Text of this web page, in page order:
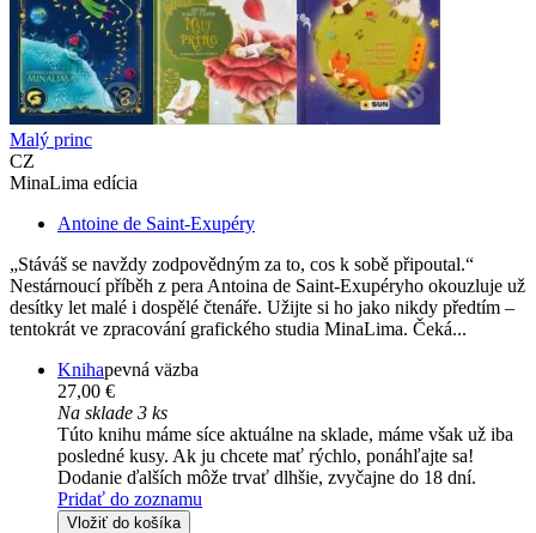
Malý princ
CZ
MinaLima edícia
Antoine de Saint-Exupéry
„Stáváš se navždy zodpovědným za to, cos k sobě připoutal.“
Nestárnoucí příběh z pera Antoina de Saint-Exupéryho okouzluje už
desítky let malé i dospělé čtenáře. Užijte si ho jako nikdy předtím –
tentokrát ve zpracování grafického studia MinaLima. Čeká...
Knihapevná väzba
27,00 €
Na sklade 3 ks
Túto knihu máme síce aktuálne na sklade, máme však už iba
posledné kusy. Ak ju chcete mať rýchlo, ponáhľajte sa!
Dodanie ďalších môže trvať dlhšie, zvyčajne do 18 dní.
Pridať do zoznamu
Vložiť do košíka